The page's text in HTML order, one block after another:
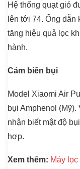
Hệ thống quạt gió
lên tới 74. Ống
tăng hiệu quả lọc
hành.
Cảm biến bụi
Model Xiaomi Air
bụi Amphenol
nhận biết mật độ
hợp.
Xem thêm: Máy